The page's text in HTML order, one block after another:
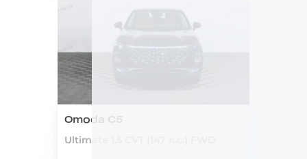
Omoda C5
Ultimate 1.5 CVT (147 л.с.) FWD